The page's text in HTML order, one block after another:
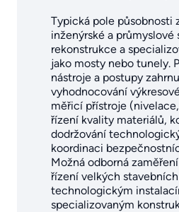
Typická pole působnosti
inženýrské a průmyslové
rekonstrukce a
jako mosty nebo tunely.
nástroje a postupy
vyhodnocování
měřicí přístroje
řízení kvality materiálů,
dodržování
koordinaci
Možná odborná
řízení velkých
technologickým
specializovaným